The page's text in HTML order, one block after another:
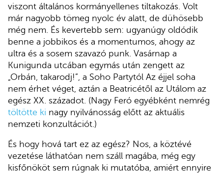
viszont általános kormányellenes tiltakozás. Volt
már nagyobb tömeg nyolc év alatt, de dühösebb
még nem. És kevertebb sem: ugyanúgy oldódik
benne a jobbikos és a momentumos, ahogy az
ultra és a sosem szavazó punk. Vasárnap a
Kunigunda utcában egymás után zengett az
„Orbán, takarodj!”, a Soho Partytól Az éjjel soha
nem érhet véget, aztán a Beatricétől az Utálom az
egész XX. századot. (Nagy Feró egyébként nemrég
töltötte ki nagy nyilvánosság előtt az aktuális
nemzeti konzultációt.)
És hogy hová tart ez az egész? Nos, a köztévé
vezetése láthatóan nem száll magába, még egy
kisfőnököt sem rúgnak ki mutatóba, amiért ennyire